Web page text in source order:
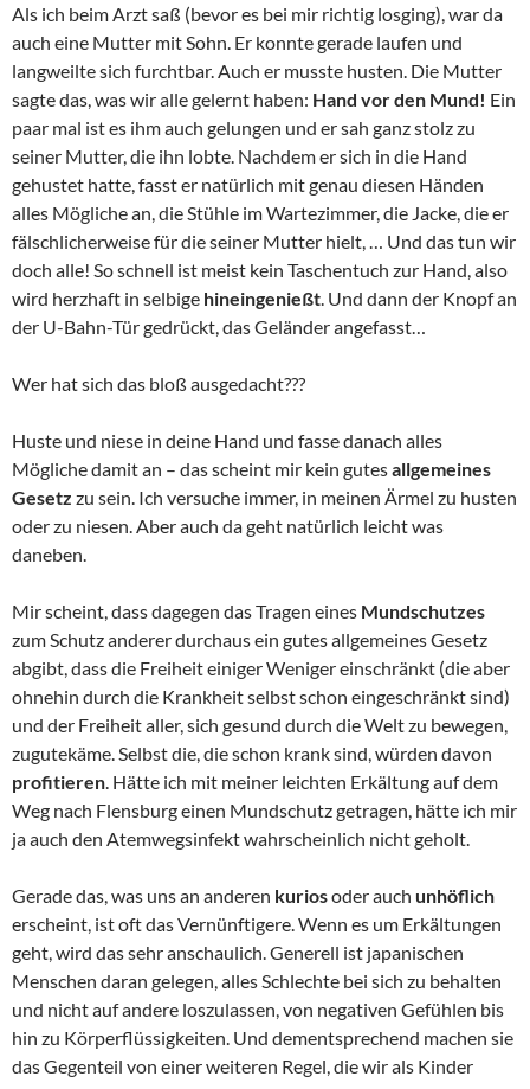
Als ich beim Arzt saß (bevor es bei mir richtig losging), war da
auch eine Mutter mit Sohn. Er konnte gerade laufen und
langweilte sich furchtbar. Auch er musste husten. Die Mutter
sagte das, was wir alle gelernt haben: Hand vor den Mund! Ein
paar mal ist es ihm auch gelungen und er sah ganz stolz zu
seiner Mutter, die ihn lobte. Nachdem er sich in die Hand
gehustet hatte, fasst er natürlich mit genau diesen Händen
alles Mögliche an, die Stühle im Wartezimmer, die Jacke, die er
fälschlicherweise für die seiner Mutter hielt, … Und das tun wir
doch alle! So schnell ist meist kein Taschentuch zur Hand, also
wird herzhaft in selbige hineingenießt. Und dann der Knopf an
der U-Bahn-Tür gedrückt, das Geländer angefasst…
Wer hat sich das bloß ausgedacht???
Huste und niese in deine Hand und fasse danach alles
Mögliche damit an – das scheint mir kein gutesallgemeines
Gesetz zu sein. Ich versuche immer, in meinen Ärmel zu husten
oder zu niesen. Aber auch da geht natürlich leicht was
daneben.
Mir scheint, dass dagegen das Tragen eines Mundschutzes
zum Schutz anderer durchaus ein gutes allgemeines Gesetz
abgibt, dass die Freiheit einiger Weniger einschränkt (die aber
ohnehin durch die Krankheit selbst schon eingeschränkt sind)
und der Freiheit aller, sich gesund durch die Welt zu bewegen,
zugutekäme. Selbst die, die schon krank sind, würden davon
profitieren. Hätte ich mit meiner leichten Erkältung auf dem
Weg nach Flensburg einen Mundschutz getragen, hätte ich mir
ja auch den Atemwegsinfekt wahrscheinlich nicht geholt.
Gerade das, was uns an anderen kuriosoder auch unhöflich
erscheint, ist oft das Vernünftigere. Wenn es um Erkältungen
geht, wird das sehr anschaulich. Generell ist japanischen
Menschen daran gelegen, alles Schlechte bei sich zu behalten
und nicht auf andere loszulassen, von negativen Gefühlen bis
hin zu Körperflüssigkeiten. Und dementsprechend machen sie
das Gegenteil von einer weiteren Regel, die wir als Kinder